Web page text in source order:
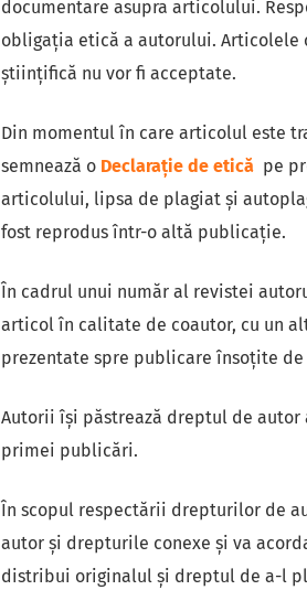
documentare asupra articolului.
obligaţia etică a autorului.
științifică nu vor fi acceptate.
Din momentul în care articolul este
semnează o Declarație de etică pe
articolului, lipsa de plagiat şi
fost reprodus într-o altă publicație.
În cadrul unui număr al revistei
articol în calitate de coautor, cu un
prezentate spre publicare însoțite de
Autorii își păstrează dreptul de
primei publicări.
În scopul respectării drepturilor de
autor şi drepturile conexe și va
distribui originalul și dreptul de a-l